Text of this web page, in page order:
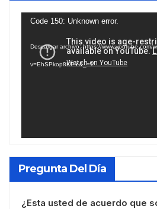
Reproductor
vídeo
Code 150: Unknown error.
Descargar archivo: https://www.youtube.com/
v=EhSPkop8KPY&_=1
Pregunta Del Día
¿Esta usted de acuerdo que